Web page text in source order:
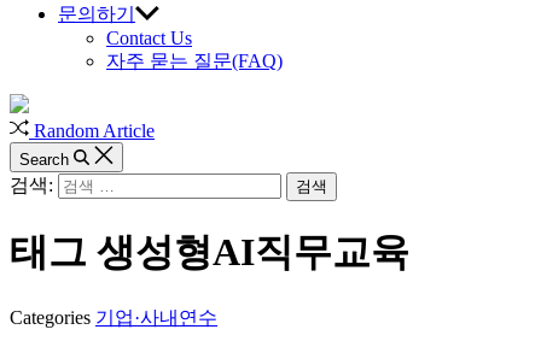
문의하기
Contact Us
자주 묻는 질문(FAQ)
Random Article
Search
검색:
태그 생성형AI직무교육
Categories 기업·사내연수